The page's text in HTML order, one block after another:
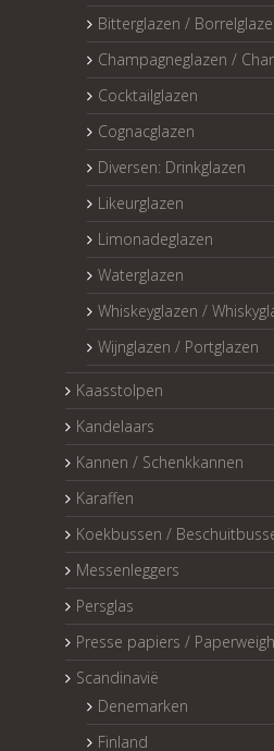
Bitterglazen /
Champagneglazen /
Cocktailglazen
Cognacglazen
Diversen: Drinkglazen
Likeurglazen
Limonadeglazen
Waterglazen
Whiskeyglazen /
Wijnglazen / Portglazen
Kaasstolpen
Kandelaars
Kannen / Schenkkannen
Karaffen
Koekbussen /
Messenleggers
Persglas
Presse papiers /
Scandinavië
Denemarken
Finland